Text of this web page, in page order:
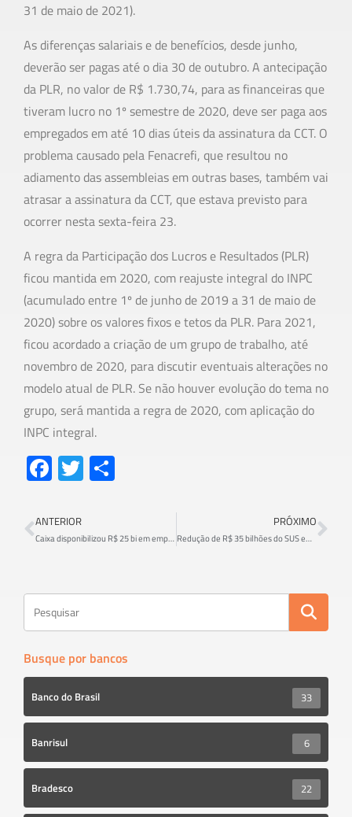
31 de maio de 2021).
As diferenças salariais e de benefícios, desde junho,
deverão ser pagas até o dia 30 de outubro. A antecipação
da PLR, no valor de R$ 1.730,74, para as financeiras que
tiveram lucro no 1º semestre de 2020, deve ser paga aos
empregados em até 10 dias úteis da assinatura da CCT. O
problema causado pela Fenacrefi, que resultou no
adiamento das assembleias em outras bases, também vai
atrasar a assinatura da CCT, que estava previsto para
ocorrer nesta sexta-feira 23.
A regra da Participação dos Lucros e Resultados (PLR)
ficou mantida em 2020, com reajuste integral do INPC
(acumulado entre 1º de junho de 2019 a 31 de maio de
2020) sobre os valores fixos e tetos da PLR. Para 2021,
ficou acordado a criação de um grupo de trabalho, até
novembro de 2020, para discutir eventuais alterações no
modelo atual de PLR. Se não houver evolução do tema no
grupo, será mantida a regra de 2020, com aplicação do
INPC integral.
Fa
ce
b
o
T
wi
er e
ANTERIOR
Caixa disponibilizou R$ 25 bi em empréstimo às micro e pequenas empresas e é o banco que mais ajudou o setor na crise
PRÓXIMO
Redução de R$ 35 bilhões do SUS em 2021 coloca vidas em risco
Busque por bancos
Banco do Brasil 33
Banrisul 6
Bradesco 22